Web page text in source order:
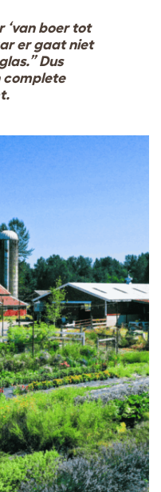
‘van boer tot
er gaat niet
Dus
complete